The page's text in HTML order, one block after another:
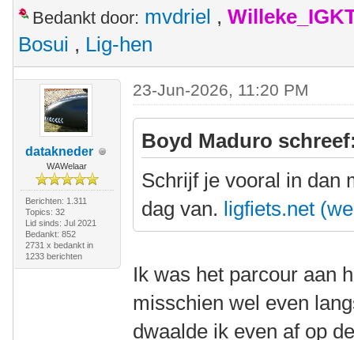
Bedankt door: mvdriel ,
Bosui , Lig-hen
datakneder
WAWelaar
Berichten: 1.311
Topics: 32
Lid sinds: Jul 2021
Bedankt: 852
2731 x bedankt in
1233 berichten
23-Jun-2026, 11:20 PM
Boyd Maduro
Schrijf je vooral in dan
dag van. ligfiets.net
Ik was het parcour aan
misschien wel even
dwaalde ik even af op